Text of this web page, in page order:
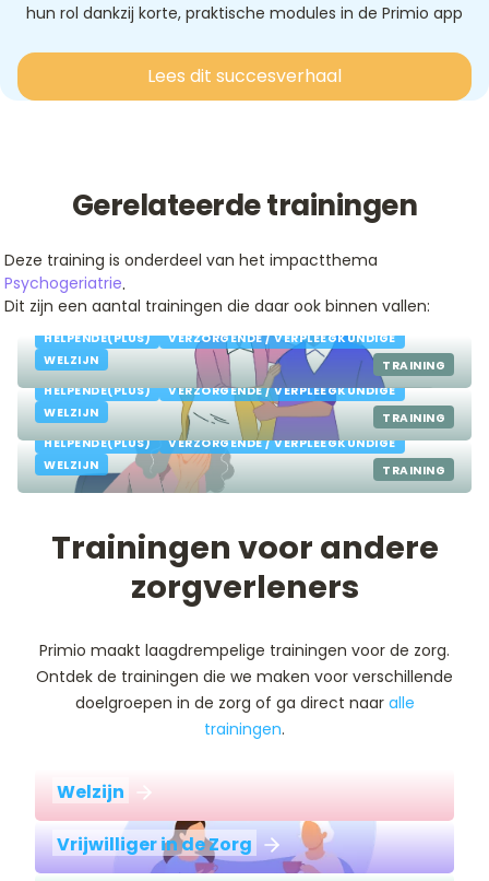
hun rol dankzij korte, praktische modules in de Primio app
Lees dit succesverhaal
Gerelateerde trainingen
Deze training is onderdeel van het impactthema
Psychogeriatrie.
Dit zijn een aantal trainingen die daar ook binnen vallen:
TRAINING
DEMENTIE: ZORG EN BEGELEIDING
HELPENDE(PLUS)
VERZORGENDE / VERPLEEGKUNDIGE
WELZIJN
TRAINING
DEMENTIE HERKENNEN EN DIAGNOSE
HELPENDE(PLUS)
VERZORGENDE / VERPLEEGKUNDIGE
WELZIJN
TRAINING
DEMENTIE: DE BASIS
HELPENDE(PLUS)
VERZORGENDE / VERPLEEGKUNDIGE
WELZIJN
Trainingen voor andere
zorgverleners
Primio maakt laagdrempelige trainingen voor de zorg.
Ontdek de trainingen die we maken voor verschillende
doelgroepen in de zorg of ga direct naar alle
trainingen.
Welzijn
Vrijwilliger in de Zorg